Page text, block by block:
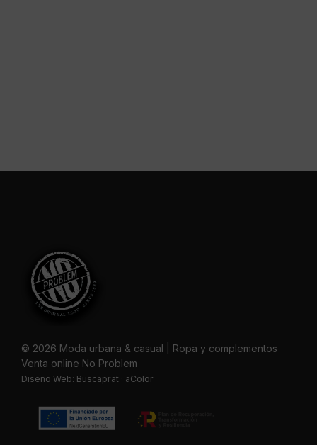
© 2026 Moda urbana & casual | Ropa y complementos
Venta online No Problem
Diseño Web: Buscaprat · aColor